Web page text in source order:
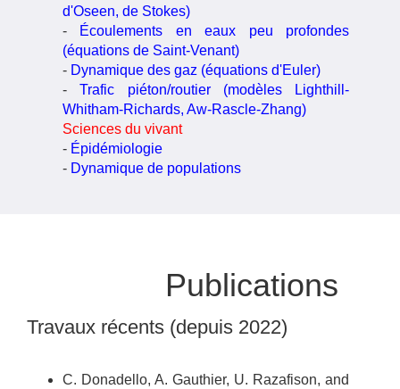
d'Oseen, de Stokes)
- Écoulements en eaux peu profondes
(équations de Saint-Venant)
- Dynamique des gaz (équations d'Euler)
-Trafic piéton/routier (modèles Lighthill-
Whitham-Richards, Aw-Rascle-Zhang)
Sciences du vivant
- Épidémiologie
- Dynamique de populations
Publications
Travaux récents (depuis 2022)
C. Donadello,A. Gauthier, U. Razafison, and